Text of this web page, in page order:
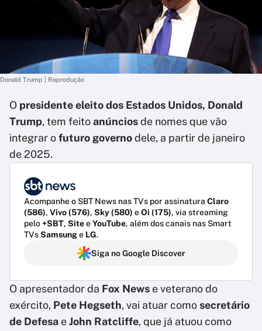
Donald Trump | Reprodução
O presidente eleito dos Estados Unidos, Donald
Trump, tem feitoanúnciosde nomes que vão
integrar ofuturo governodele, a partir de janeiro
de 2025.
Acompanhe o SBT News nas TVs por assinatura Claro
(586), Vivo (576), Sky (580) eOi (175), via streaming
pelo+SBT, SiteeYouTube, além dos canais nas Smart
TVsSamsunge LG.
Siga no Google Discover
O apresentador da Fox News e veterano do
exército, Pete Hegseth, vai atuar comosecretário
de Defesa eJohn Ratcliffe, que já atuou como